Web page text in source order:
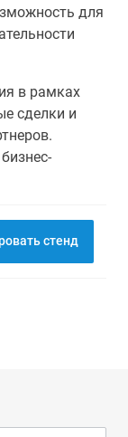
для
в рамках
сделки и
стенд